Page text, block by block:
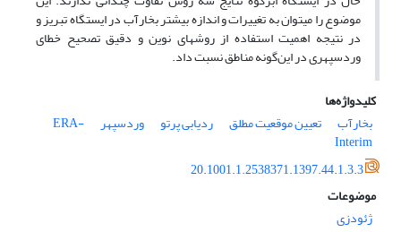
موضوع را می­توان به تغییرات و اندازه بیشتر بخارآب در ایستگاه تبریز و
در نتیجه اهمیت استفاده از روش­های نوین و دقیق تصحیح خطای
وردسپهری در این‌گونه مناطق نسبت داد.
کلیدواژه‌ها
بخارآب
تعیین موقعیت مطلق ردیابی پرتو وردسپهر ERA-
Interim
20.1001.1.2538371.1397.44.1.3.3
موضوعات
ژئودزی